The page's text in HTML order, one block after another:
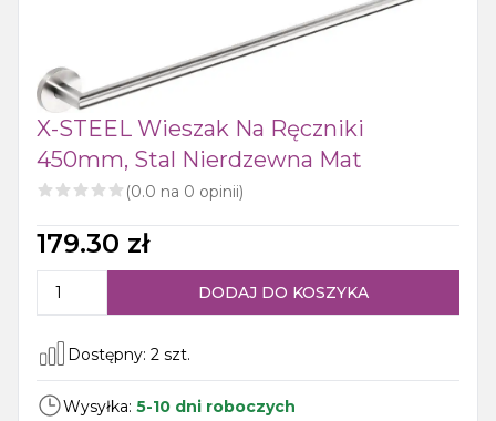
X-STEEL Wieszak Na Ręczniki
450mm, Stal Nierdzewna Mat
(0.0 na 0 opinii)
179.30 zł
DODAJ DO KOSZYKA
Dostępny: 2 szt.
Wysyłka: 5-10 dni roboczych